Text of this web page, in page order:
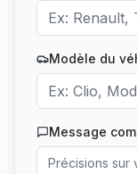
Modèle du
Message